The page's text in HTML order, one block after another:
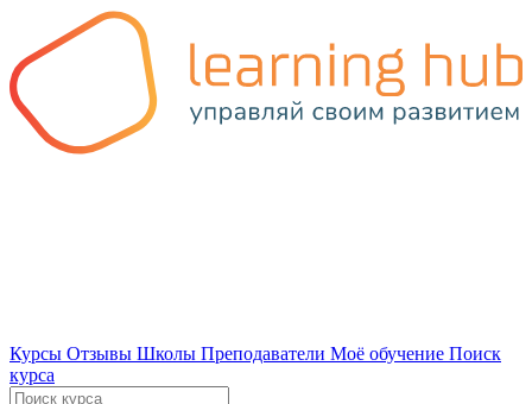
Курсы Отзывы Школы Преподаватели Моё обучение Поиск
курса